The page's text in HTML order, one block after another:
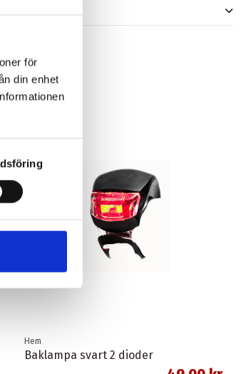
för
din enhet
Hem
Baklampa svart 2 dioder